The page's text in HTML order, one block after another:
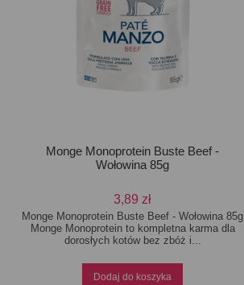
Monge Monoprotein Buste Beef -
Wołowina 85g
3,89 zł
Monge Monoprotein Buste Beef - Wołowina 85g
Monge Monoprotein to kompletna karma dla
dorosłych kotów bez zbóż i...
Dodaj do koszyka